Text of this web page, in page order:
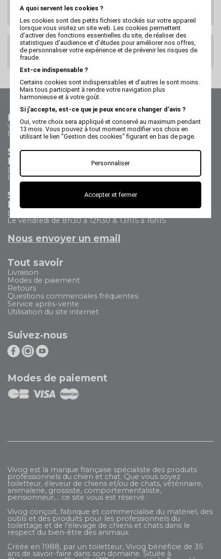
SATISFAIT OU
REMBOURSE
PAIEMENT 100%
SECURISE
Nous contacter
Vos questions - nos réponses
Besoin d'aide ?
Service Commercial
Nous appeler au 02 47 73 38 38
Du lundi au jeudi de 8h30 à 17h30
Le vendredi de 8h30 à 17h
Service Après Vente
Nous appeler au 02 47 73 38 38
Du lundi au jeudi de 8h30 à 12h30 & 13h15 à 17h15
Le vendredi de 8h30 à 12h30 & 13h15 à 16h15
Nous envoyer un email
Tout savoir
Livraison
Modes de paiement
Retours
Questions commerciales fréquentes
Service après-vente
Utilisation du site internet
Suivez-nous
Modes de paiement
Vivog est la marque française spécialiste des produits
professionnels du chien et chat. Que vous soyez
toiletteur, éleveur de chiens et/ou de chats, vétérinaire,
animalerie, grossiste, comportementaliste,
pensionneur,... ce site vous est réservé.
Vivog conçoit, fabrique et commercialise du matériel, des
outils et des produits pour les professionnels du
toilettage et de l’élevage de chiens et chats dans le
respect du bien-être des animaux.
Créée en 1988, par un toiletteur, Vivog bénéficie de 35
ans de savoir-faire dans son domaine. Située à
A quoi servent les cookies ?
Les cookies sont des petits fichiers stockés sur votre appareil
lorsque vous visitez un site web. Les cookies permettent
d’activer des fonctions essentielles du site, de réaliser des
statistiques d’audience et d’études pour améliorer nos offres,
de personnaliser votre expérience et de prévenir les risques de
fraude.
Est-ce indispensable ?
Certains cookies sont indispensables et d’autres le sont moins.
Mais tous participent à rendre votre navigation plus
harmonieuse et à votre goût.
Si j’accepte, est-ce que je peux encore changer d’avis ?
Oui, votre choix sera appliqué et conservé au maximum pendant
13 mois. Vous pouvez à tout moment modifier vos choix en
utilisant le lien "Gestion des cookies" figurant en bas de page.
Personnaliser
Accepter et fermer